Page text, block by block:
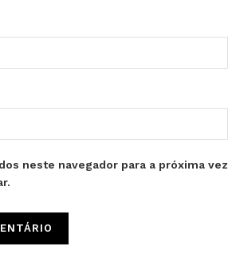
neste navegador para a próxima vez